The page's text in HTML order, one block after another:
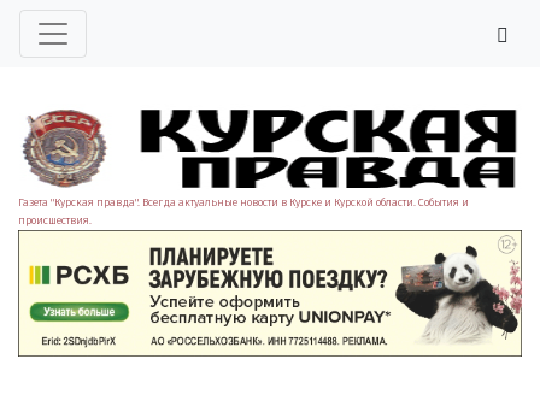
Газета "Курская правда". Всегда актуальные новости в Курске и Курской области. События и
происшествия.